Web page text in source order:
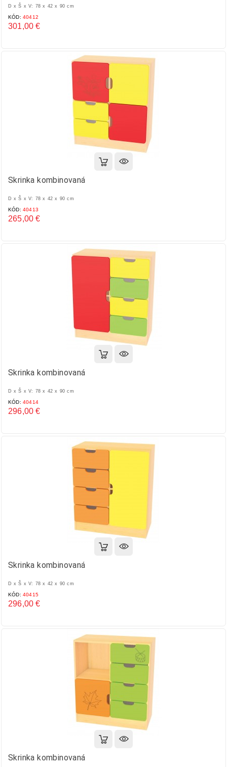
D x Š x V: 78 x 42 x 90 cm
KÓD: 40412
301,00 €
Skrinka kombinovaná
D x Š x V: 78 x 42 x 90 cm
KÓD: 40413
265,00 €
Skrinka kombinovaná
D x Š x V: 78 x 42 x 90 cm
KÓD: 40414
296,00 €
Skrinka kombinovaná
D x Š x V: 78 x 42 x 90 cm
KÓD: 40415
296,00 €
Skrinka kombinovaná